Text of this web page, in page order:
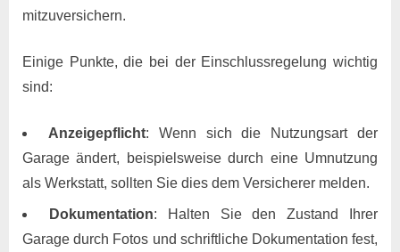
mitzuversichern.
Einige Punkte, die bei der Einschlussregelung wichtig
sind:
Anzeigepflicht: Wenn sich die Nutzungsart der
Garage ändert, beispielsweise durch eine Umnutzung
als Werkstatt, sollten Sie dies dem Versicherer melden.
Dokumentation: Halten Sie den Zustand Ihrer
Garage durch Fotos und schriftliche Dokumentation fest,